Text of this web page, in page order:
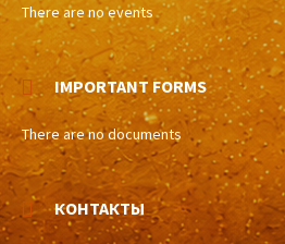
There are no events
IMPORTANT FORMS
There are no documents
КОНТАКТЫ